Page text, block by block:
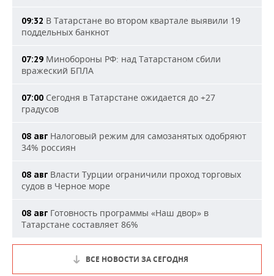
09:32 В Татарстане во втором квартале выявили 19
поддельных банкнот
07:29 Минобороны РФ: над Татарстаном сбили
вражеский БПЛА
07:00 Сегодня в Татарстане ожидается до +27
градусов
08 авг Налоговый режим для самозанятых одобряют
34% россиян
08 авг Власти Турции ограничили проход торговых
судов в Черное море
08 авг Готовность программы «Наш двор» в
Татарстане составляет 86%
ВСЕ НОВОСТИ ЗА СЕГОДНЯ